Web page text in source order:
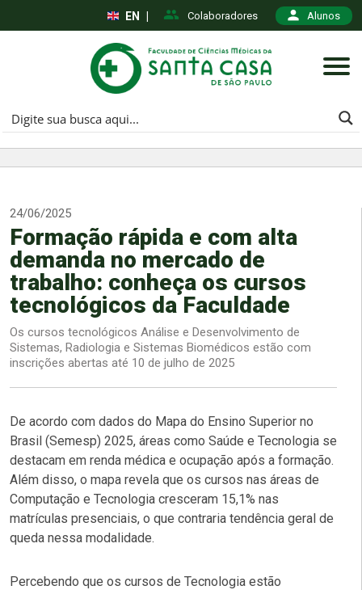
Colaboradores Alunos
EN
24/06/2025
Formação rápida e com alta
demanda no mercado de
trabalho: conheça os cursos
tecnológicos da Faculdade
Os cursos tecnológicos Análise e Desenvolvimento de
Sistemas, Radiologia e Sistemas Biomédicos estão com
inscrições abertas até 10 de julho de 2025
De acordo com dados do Mapa do Ensino Superior no
Brasil (Semesp) 2025, áreas como Saúde e Tecnologia se
destacam em renda médica e ocupação após a formação.
Além disso, o mapa revela que os cursos nas áreas de
Computação e Tecnologia cresceram 15,1% nas
matrículas presenciais, o que contraria tendência geral de
queda nessa modalidade.
Percebendo que os cursos de Tecnologia estão